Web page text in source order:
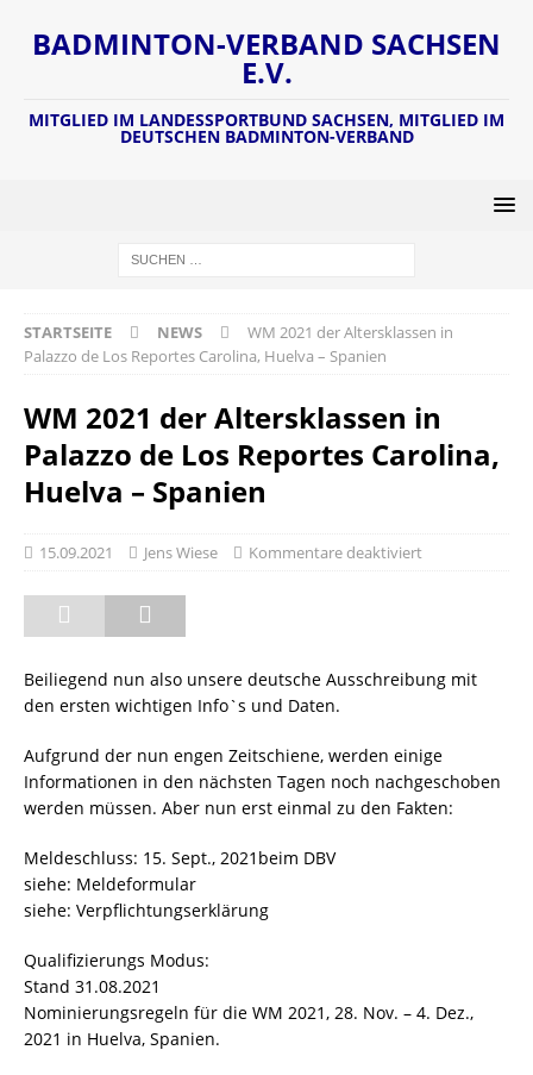
BADMINTON-VERBAND SACHSEN
E.V.
MITGLIED IM LANDESSPORTBUND SACHSEN, MITGLIED IM
DEUTSCHEN BADMINTON-VERBAND
STARTSEITE NEWS
WM 2021 der Altersklassen in
Palazzo de Los Reportes Carolina, Huelva – Spanien
WM 2021 der Altersklassen in
Palazzo de Los Reportes Carolina,
Huelva – Spanien
15.09.2021 Jens Wiese Kommentare deaktiviert
Beiliegend nun also unsere deutsche Ausschreibung mit
den ersten wichtigen Info`s und Daten.
Aufgrund der nun engen Zeitschiene, werden einige
Informationen in den nächsten Tagen noch nachgeschoben
werden müssen. Aber nun erst einmal zu den Fakten:
Meldeschluss: 15. Sept., 2021beim DBV
siehe: Meldeformular
siehe: Verpflichtungserklärung
Qualifizierungs Modus:
Stand 31.08.2021
Nominierungsregeln für die WM 2021, 28. Nov. – 4. Dez.,
2021 in Huelva, Spanien.